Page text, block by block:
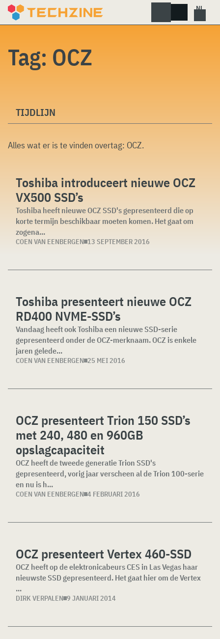
Skip
Tag: OCZ
TIJDLIJN
Alles wat er is te vinden overtag: OCZ.
Toshiba introduceert nieuwe OCZ
VX500 SSD’s
Toshiba heeft nieuwe OCZ SSD's gepresenteerd die op
korte termijn beschikbaar moeten komen. Het gaat om
zogena...
COEN VAN EENBERGEN 13 SEPTEMBER 2016
Toshiba presenteert nieuwe OCZ
RD400 NVME-SSD’s
Vandaag heeft ook Toshiba een nieuwe SSD-serie
gepresenteerd onder de OCZ-merknaam. OCZ is enkele
jaren gelede...
COEN VAN EENBERGEN 25 MEI 2016
OCZ presenteert Trion 150 SSD’s
met 240, 480 en 960GB
opslagcapaciteit
OCZ heeft de tweede generatie Trion SSD's
gepresenteerd, vorig jaar verscheen al de Trion 100-serie
en nu is h...
COEN VAN EENBERGEN 4 FEBRUARI 2016
OCZ presenteert Vertex 460-SSD
OCZ heeft op de elektronicabeurs CES in Las Vegas haar
nieuwste SSD gepresenteerd. Het gaat hier om de Vertex
...
DIRK VERPALEN 9 JANUARI 2014